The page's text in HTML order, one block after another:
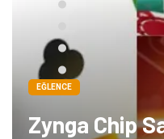
EĞLENCE
Zynga Chip